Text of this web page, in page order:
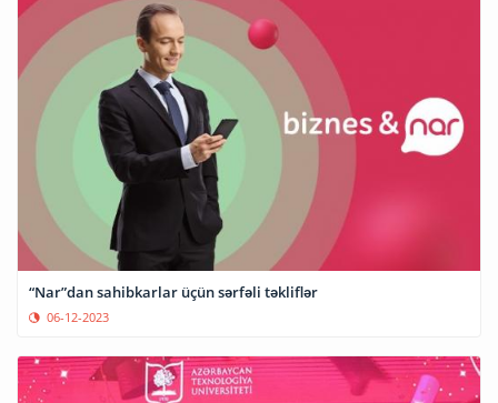
“Nar”dan sahibkarlar üçün sərfəli təkliflər
06-12-2023